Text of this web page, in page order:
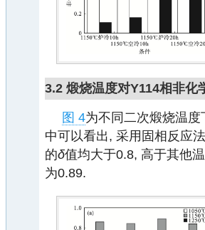
3.2 煅烧温度对Y114相非化
图 4为不同二次煅烧温
中可以看出, 采用固相反应
的δ值均大于0.8, 高于其他
为0.89.